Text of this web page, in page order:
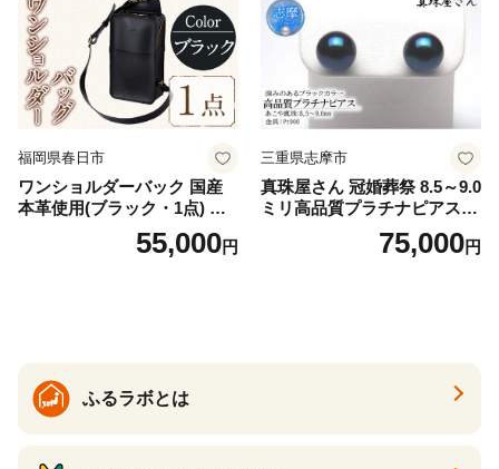
福岡県春日市
ワンショルダーバック 国産
本革使用(ブラック・1点) 鞄
バック バッグ カバン レザー
国産 日本製 牛革 黒 革 革製
55,000円
三重県志摩市
真珠屋さん 冠婚葬祭 8.5～9.0
ミリ高品質プラチナピアス P
t900 志摩産アコヤ真珠 ブラ
ックパール 黒真珠75,000円
ふるラボとは